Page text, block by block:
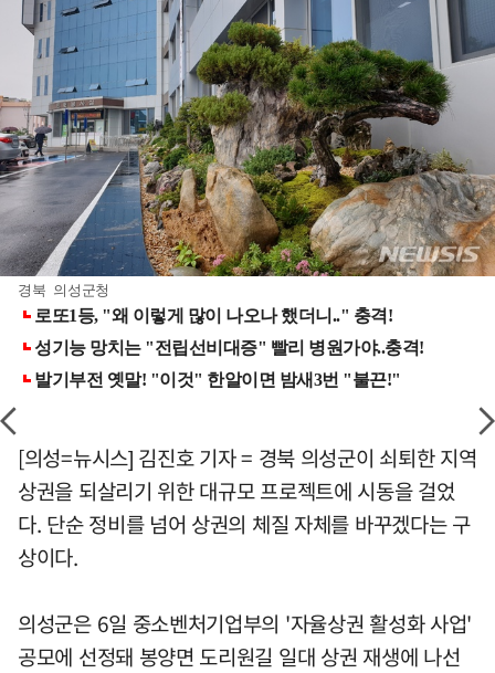
경북 의성군청
[의성=뉴시스] 김진호 기자 = 경북 의성군이 쇠퇴한 지역
상권을 되살리기 위한 대규모 프로젝트에 시동을 걸었
다. 단순 정비를 넘어 상권의 체질 자체를 바꾸겠다는 구
상이다.
의성군은 6일 중소벤처기업부의 '자율상권 활성화 사업'
공모에 선정돼 봉양면 도리원길 일대 상권 재생에 나선